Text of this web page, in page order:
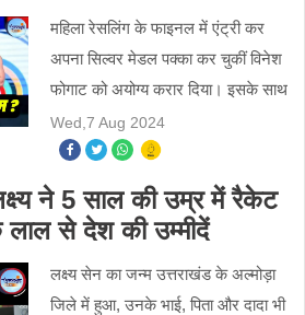
महिला रेसलिंग के फाइनल में एंट्री कर
अपना सिल्वर मेडल पक्का कर चुकीं विनेश
फोगाट को अयोग्य करार दिया। इसके साथ
ही उनका ओलंपिक मेडल का सपना भी टूट
गया।
Wed,7 Aug 2024
ने 5 साल की उम्र में रैकेट
लाल से देश की उम्मीदें
लक्ष्य सेन का जन्म उत्तराखंड के अल्मोड़ा
जिले में हुआ, उनके भाई, पिता और दादा भी